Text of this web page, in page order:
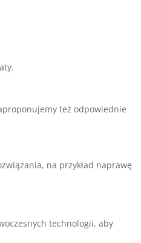
też odpowiednie
na przykład naprawę
technologii, aby